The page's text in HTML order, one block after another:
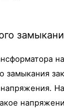
замыкания